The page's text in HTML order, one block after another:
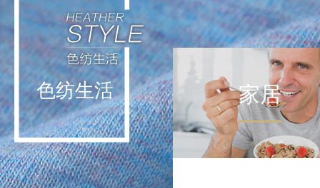
生活本身，在细微处滋养身
心。
色纺生活 家居